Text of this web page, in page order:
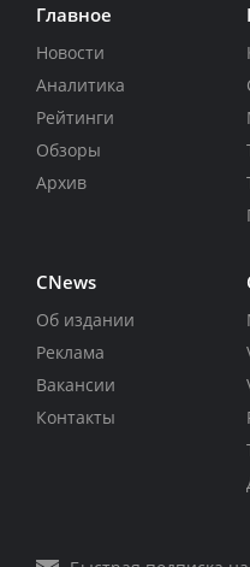
Главное
Новости
Аналитика
Рейтинги
Обзоры
Архив
CNews
Об издании
Реклама
Вакансии
Контакты